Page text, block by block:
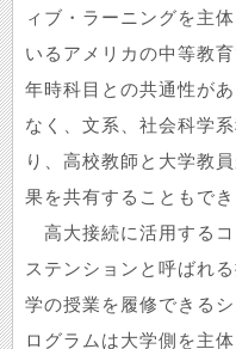
ィブ・ラーニングを主
いるアメリカの中等教
年時科目との共通性が
なく、文系、社会科学
り、高校教師と大学教
果を共有することもでき
高大接続に活用するコ
ステンションと呼ばれ
学の授業を履修できる
ログラムは大学側を主